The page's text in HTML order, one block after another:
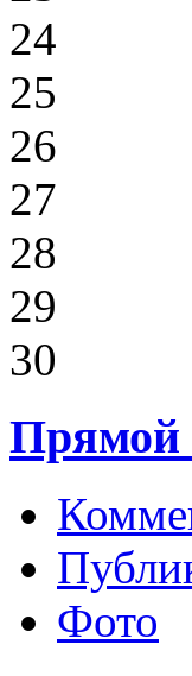
24
25
26
27
28
29
30
Прямой
Фото